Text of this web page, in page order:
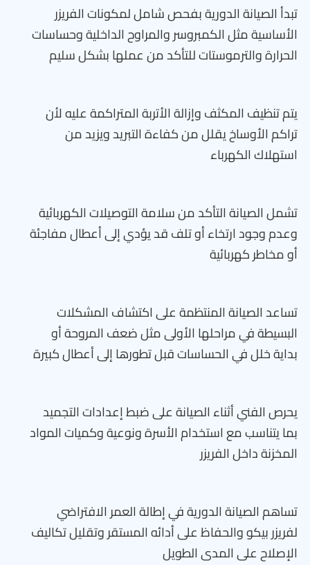
تبدأ الصيانة الدورية بفحص شامل لمكونات الفريزر
الأساسية مثل الكمبروسر والمراوح الداخلية وحساسات
الحرارة والترموستات للتأكد من عملها بشكل سليم
يتم تنظيف المكثف وإزالة الأتربة المتراكمة عليه لأن
تراكم الأوساخ يقلل من كفاءة التبريد ويزيد من
استهلاك الكهرباء
تشمل الصيانة التأكد من سلامة التوصيلات الكهربائية
وعدم وجود ارتخاء أو تلف قد يؤدي إلى أعطال مفاجئة
أو مخاطر كهربائية
تساعد الصيانة المنتظمة على اكتشاف المشكلات
البسيطة في مراحلها الأولى مثل ضعف المروحة أو
بداية خلل في الحساسات قبل تطورها إلى أعطال كبيرة
يحرص الفني أثناء الصيانة على ضبط إعدادات التجميد
بما يتناسب مع استخدام الأسرة ونوعية وكميات المواد
المخزنة داخل الفريزر
تساهم الصيانة الدورية في إطالة العمر الافتراضي
لفريزر بيكو والحفاظ على أدائه المستقر وتقليل تكاليف
الإصلاح على المدى الطويل